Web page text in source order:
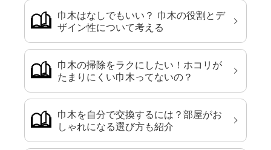
巾木はなしでもいい？ 巾木の役割とデ
ザイン性について考える
巾木の掃除をラクにしたい！ホコリが
たまりにくい巾木ってないの？
巾木を自分で交換するには？部屋がお
しゃれになる選び方も紹介